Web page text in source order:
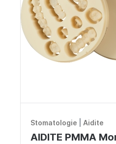
Stomatologie Aidite
AIDITE PMMA